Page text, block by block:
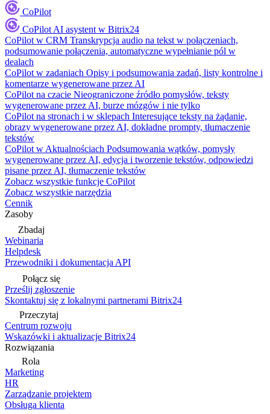
CoPilot
CoPilot AI asystent w Bitrix24
CoPilot w CRM Transkrypcja audio na tekst w połączeniach,
podsumowanie połączenia, automatyczne wypełnianie pól w
dealach
CoPilot w zadaniach Opisy i podsumowania zadań, listy kontrolne i
komentarze wygenerowane przez AI
CoPilot na czacie Nieograniczone źródło pomysłów, teksty
wygenerowane przez AI, burze mózgów i nie tylko
CoPilot na stronach i w sklepach Interesujące teksty na żądanie,
obrazy wygenerowane przez AI, dokładne prompty, tłumaczenie
tekstów
CoPilot w Aktualnościach Podsumowania wątków, pomysły
wygenerowane przez AI, edycja i tworzenie tekstów, odpowiedzi
pisane przez AI, tłumaczenie tekstów
Zobacz wszystkie funkcje CoPilot
Zobacz wszystkie narzędzia
Cennik
Zasoby
Zbadaj
Webinaria
Helpdesk
Przewodniki i dokumentacja API
Połącz się
Prześlij zgłoszenie
Skontaktuj się z lokalnymi partnerami Bitrix24
Przeczytaj
Centrum rozwoju
Wskazówki i aktualizacje Bitrix24
Rozwiązania
Rola
Marketing
HR
Zarządzanie projektem
Obsługa klienta